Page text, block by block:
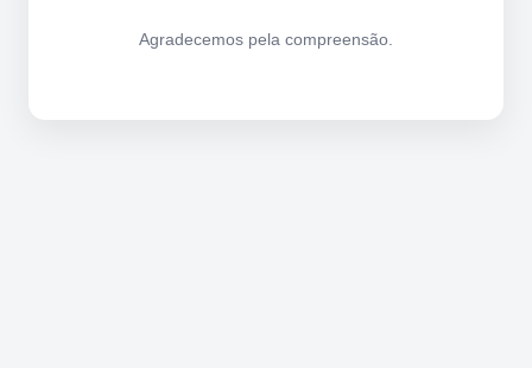
Agradecemos pela compreensão.